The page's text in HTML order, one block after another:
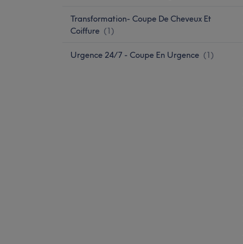
Transformation- Coupe De Cheveux Et
Coiffure (1)
Urgence 24/7 - Coupe En Urgence (1)